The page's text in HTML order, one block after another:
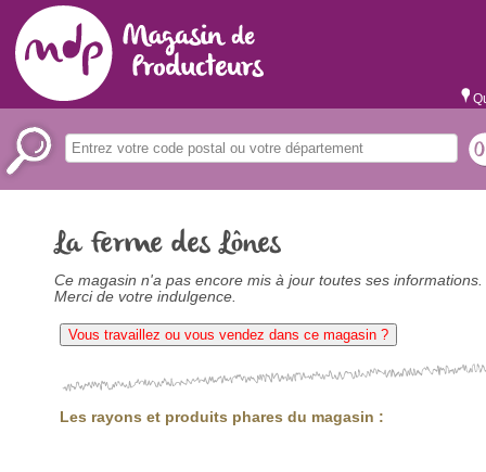
La Ferme des Lônes
Ce magasin n'a pas encore mis à jour toutes ses informations.
Merci de votre indulgence.
Vous travaillez ou vous vendez dans ce magasin ?
Les rayons et produits phares du magasin :